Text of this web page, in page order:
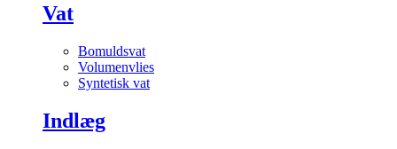
Vat
Bomuldsvat
Volumenvlies
Syntetisk vat
Indlæg